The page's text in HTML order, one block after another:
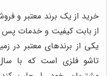
خرید از یک برند معتبر و
از بابت کیفیت و خدمات پس
یکی از برندهای معتبر در
تاشو فلزی است که با